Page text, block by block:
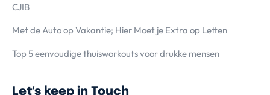
CJIB
Met de Auto op Vakantie; Hier Moet je Extra op Letten
Top 5 eenvoudige thuisworkouts voor drukke mensen
Let's keep in Touch